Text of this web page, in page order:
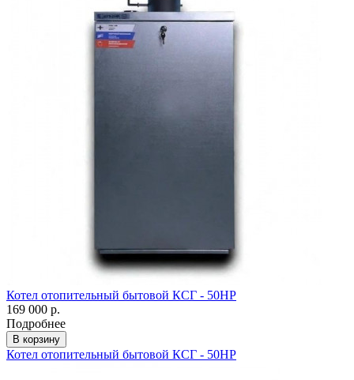
Котел отопительный бытовой КСГ - 50НР
169 000 р.
Подробнее
В корзину
Котел отопительный бытовой КСГ - 50НР